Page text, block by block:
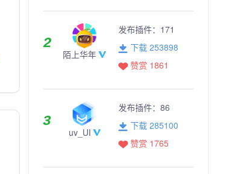
陌上华年
发布插件： 171
下载 253898
赞赏 1861
uv_UI
发布插件： 86
下载 285100
赞赏 1765